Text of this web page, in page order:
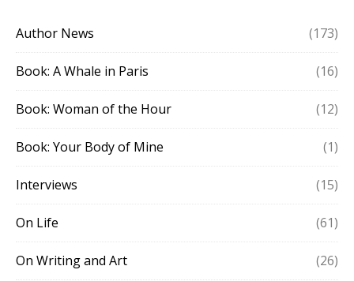
Author News (173)
Book: A Whale in Paris (16)
Book: Woman of the Hour (12)
Book: Your Body of Mine (1)
Interviews (15)
On Life (61)
On Writing and Art (26)